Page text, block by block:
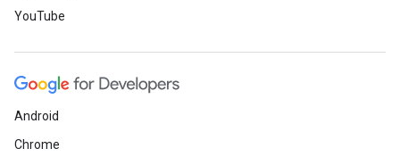
YouTube
Android
Chrome